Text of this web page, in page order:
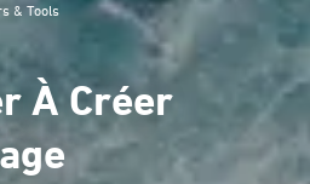
& Tools
À Créer